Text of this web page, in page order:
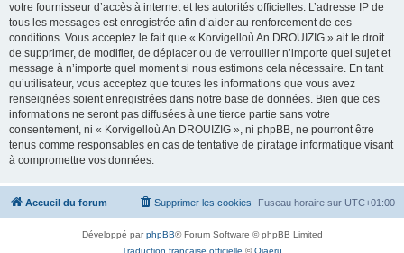
votre fournisseur d’accès à internet et les autorités officielles. L’adresse IP de
tous les messages est enregistrée afin d’aider au renforcement de ces
conditions. Vous acceptez le fait que « Korvigelloù An DROUIZIG » ait le droit
de supprimer, de modifier, de déplacer ou de verrouiller n’importe quel sujet et
message à n’importe quel moment si nous estimons cela nécessaire. En tant
qu’utilisateur, vous acceptez que toutes les informations que vous avez
renseignées soient enregistrées dans notre base de données. Bien que ces
informations ne seront pas diffusées à une tierce partie sans votre
consentement, ni « Korvigelloù An DROUIZIG », ni phpBB, ne pourront être
tenus comme responsables en cas de tentative de piratage informatique visant
à compromettre vos données.
Accueil du forum Fuseau horaire sur UTC+01:00
Supprimer les cookies
Développé parphpBB® Forum Software © phpBB Limited
Traduction française officielle ©Qiaeru